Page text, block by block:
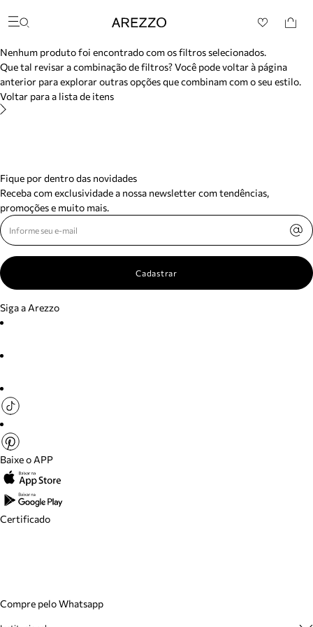
Buscar produtos
categorias sugeridas
Bota
Papete
Scarpin
Mocassim
Mule
Rasteira
Precisa de ajuda?
Meus pedidos
Arezzo
Nenhum produto foi encontrado com os filtros selecionados.
Que tal revisar a combinação de filtros? Você pode voltar à página
anterior para explorar outras opções que combinam com o seu estilo.
Voltar para a lista de itens
Fique por dentro das novidades
Receba com exclusividade a nossa newsletter com tendências,
promoções e muito mais.
Cadastrar
Siga a Arezzo
Baixe o APP
Certificado
Compre pelo Whatsapp